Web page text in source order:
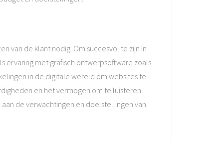
van de klant nodig. Om succesvol te zijn in
ervaring met grafisch ontwerpsoftware zoals
in de digitale wereld om websites te
en het vermogen om te luisteren
de verwachtingen en doelstellingen van